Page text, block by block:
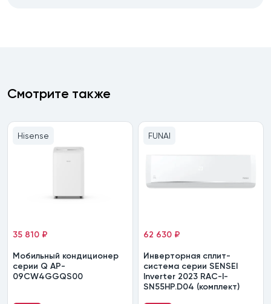
Смотрите также
Hisense
Мобильный кондиционер
cерии Q AP-
09CW4GGQS00
35 810 ₽
FUNAI
Инверторная сплит-
система серии SENSEI
Inverter 2023 RAC-I-
SN55HP.D04 (комплект)
62 630 ₽